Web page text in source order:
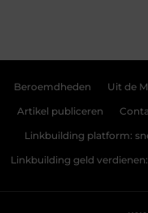
Beroemdheden Uit de
Artikel publiceren
Linkbuilding platform:
Linkbuilding geld